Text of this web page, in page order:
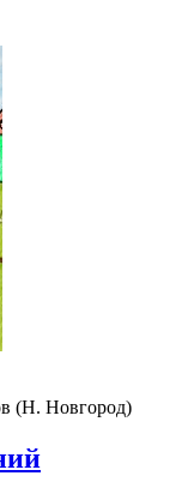
(Н. Новгород)